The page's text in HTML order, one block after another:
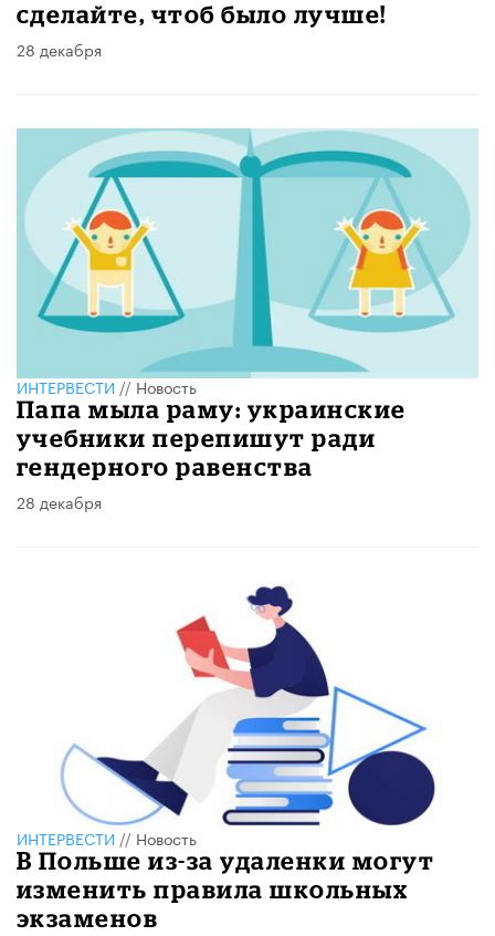
сделайте, чтоб было лучше!
28 декабря
ИНТЕРВЕСТИ//Новость
Папа мыла раму: украинские
учебники перепишут ради
гендерного равенства
28 декабря
ИНТЕРВЕСТИ // Новость
В Польше из-за удаленки могут
изменить правила школьных
экзаменов